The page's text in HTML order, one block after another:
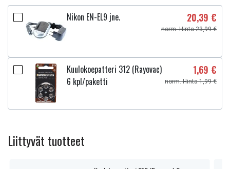
Nikon EN-EL9 jne. 20,39 €
norm. Hinta 23,99 €
Kuulokoepatteri 312 (Rayovac)
6 kpl/paketti
1,69 €
norm. Hinta 1,99 €
Liittyvät tuotteet